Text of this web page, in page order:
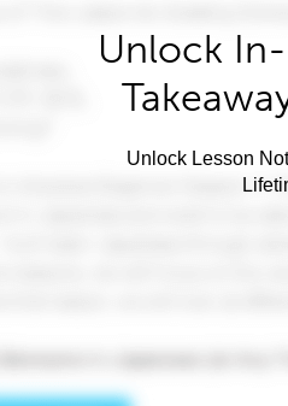
Unlock
Unlock Lesson